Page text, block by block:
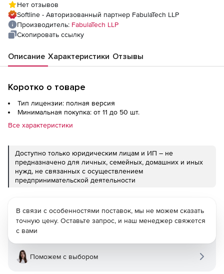
Нет отзывов
Softline - Авторизованный партнер FabulaTech LLP
Производитель: FabulaTech LLP
Скопировать ссылку
Описание Характеристики Отзывы
Коротко о товаре
Тип лицензии: полная версия
Минимальная покупка: от 11 до 50 шт.
Все характеристики
Доступно только юридическим лицам и ИП – не
предназначено для личных, семейных, домашних и иных
нужд, не связанных с осуществлением
предпринимательской деятельности
В связи с особенностями поставок, мы не можем сказать
точную цену. Оставьте запрос, и наш менеджер свяжется
с вами
Поможем с выбором